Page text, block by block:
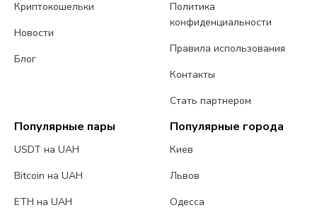
Криптокошельки
Новости
Блог
Политика
конфиденциальности
Правила использования
Контакты
Стать партнером
Популярные пары
USDT на UAH
Bitcoin на UAH
ETH на UAH
Популярные города
Киев
Львов
Одесса